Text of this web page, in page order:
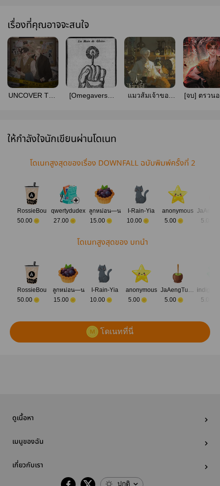
เรื่องที่คุณอาจจะสนใจ
UNCOVER THE
NOW !)
[Omegaverse]
แมวส้มเจ้าของ
[จบ] ตรวน
ให้กำลังใจนักเขียนผ่านโดเนท
โดเนทสูงสุดของเรื่อง DOWNFALL ฉบับพิมพ์ครั้งที่ 2
RossieBou
50.00
qwertydudex
27.00
ลูกหม่อน—น
15.00
I-Rain-Yia
10.00
anonymous
5.00
5.00
โดเนทสูงสุดของ บทนำ
RossieBou
50.00
ลูกหม่อน—น
15.00
I-Rain-Yia
10.00
anonymous
5.00
JaAengTuaEhy
5.00
5.00
โดเนทที่นี่
ดูเนื้อหา
เมนูของฉัน
เกี่ยวกับเรา
ปกติ